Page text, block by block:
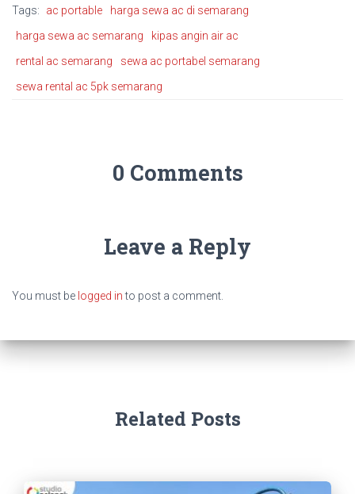
Tags: ac portable
harga sewa ac di semarang
harga sewa ac semarang
kipas angin air ac
rental ac semarang
sewa ac portabel semarang
sewa rental ac 5pk semarang
0 Comments
Leave a Reply
You must be logged into post a comment.
Related Posts